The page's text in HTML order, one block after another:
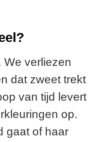
We verliezen
dat zweet trekt
van tijd levert
op.
gaat of haar